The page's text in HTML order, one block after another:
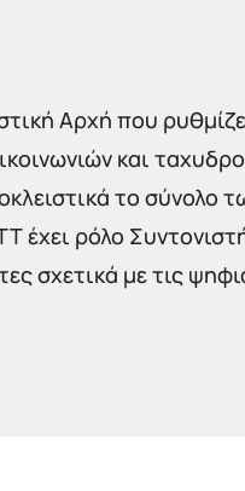
Αρχή που
και
το σύνολο
έχει ρόλο
σχετικά με τις